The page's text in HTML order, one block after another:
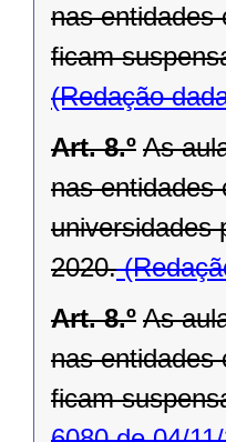
nas entidades
ficam
(Redação
Art. 8.º As
nas entidades
universidades
2020.
Art. 8.º As
nas entidades
ficam